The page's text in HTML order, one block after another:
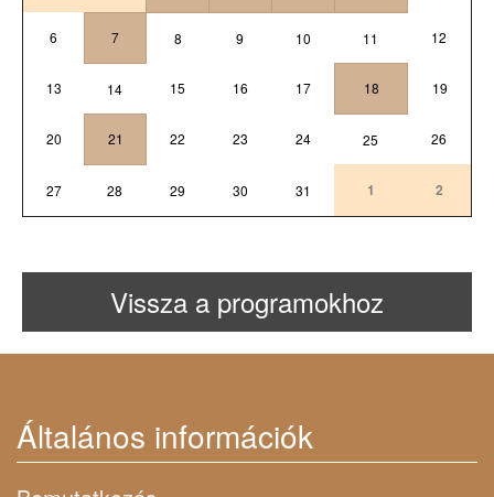
6 7 8 9 10 11 12
13 14 15 16 17 18 19
20 21 22 23 24 25 26
27 28 29 30 31 1 2
Vissza a programokhoz
Általános információk